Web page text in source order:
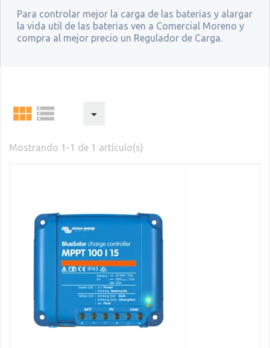
Para controlar mejor la carga de las baterias y alargar
la vida util de las baterias ven a Comercial Moreno y
compra al mejor precio un Regulador de Carga.
  
Mostrando 1-1 de 1 artículo(s)